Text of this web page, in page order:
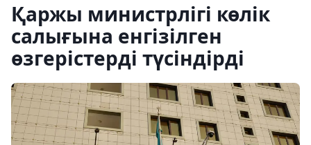
Қаржы министрлігі көлік
салығына енгізілген
өзгерістерді түсіндірді